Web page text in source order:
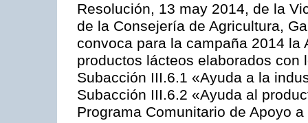
Resolución, 13 may 2014, de la
de la Consejería de Agricultura,
convoca para la campaña 2014
productos lácteos elaborados
Subacción III.6.1 «Ayuda a la
Subacción III.6.2 «Ayuda al
Programa Comunitario de Apoyo